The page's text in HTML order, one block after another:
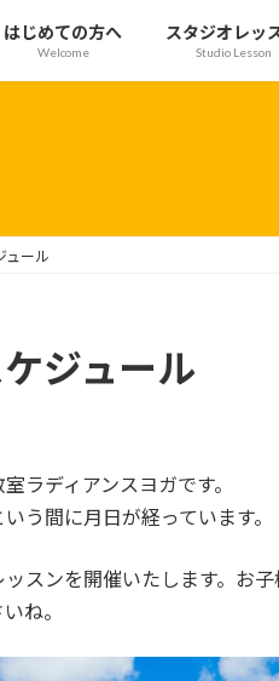
はじめての方へ
Welcome
スタジオレッ
Studio Lesson
ュール
ジュール
ラディアンスヨガです。
う間に月日が経っています。
スンを開催いたします。お
ね。